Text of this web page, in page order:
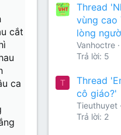
cắt
ca
Thread
vùng cao
lòng
Vanhoctre
Trả lời: 5
T
Thread
cô giáo?'
Tieuthuyet
Trả lời: 2